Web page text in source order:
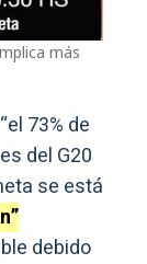
más
73% de
del G20
se está
debido